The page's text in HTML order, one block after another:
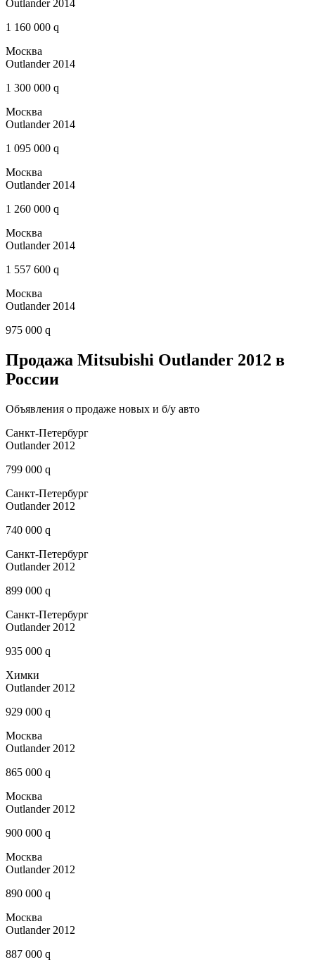
Outlander 2014
1 160 000 q
Москва
Outlander 2014
1 300 000 q
Москва
Outlander 2014
1 095 000 q
Москва
Outlander 2014
1 260 000 q
Москва
Outlander 2014
1 557 600 q
Москва
Outlander 2014
975 000 q
Продажа Mitsubishi Outlander 2012 в
России
Объявления о продаже новых и б/у авто
Санкт-Петербург
Outlander 2012
799 000 q
Санкт-Петербург
Outlander 2012
740 000 q
Санкт-Петербург
Outlander 2012
899 000 q
Санкт-Петербург
Outlander 2012
935 000 q
Химки
Outlander 2012
929 000 q
Москва
Outlander 2012
865 000 q
Москва
Outlander 2012
900 000 q
Москва
Outlander 2012
890 000 q
Москва
Outlander 2012
887 000 q